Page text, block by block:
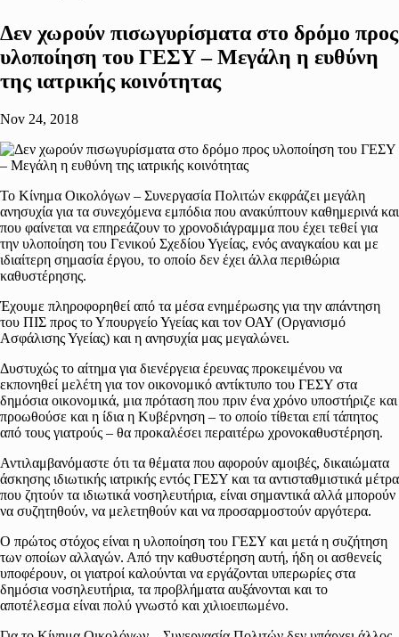
Δεν χωρούν πισωγυρίσματα στο δρόμο προς
υλοποίηση του ΓΕΣΥ – Μεγάλη η ευθύνη
της ιατρικής κοινότητας
Nov 24, 2018
Το Κίνημα Οικολόγων – Συνεργασία Πολιτών εκφράζει μεγάλη
ανησυχία για τα συνεχόμενα εμπόδια που ανακύπτουν καθημερινά και
που φαίνεται να επηρεάζουν το χρονοδιάγραμμα που έχει τεθεί για
την υλοποίηση του Γενικού Σχεδίου Υγείας, ενός αναγκαίου και με
ιδιαίτερη σημασία έργου, το οποίο δεν έχει άλλα περιθώρια
καθυστέρησης.
Έχουμε πληροφορηθεί από τα μέσα ενημέρωσης για την απάντηση
του ΠΙΣ προς το Υπουργείο Υγείας και τον ΟΑΥ (Οργανισμό
Ασφάλισης Υγείας) και η ανησυχία μας μεγαλώνει.
Δυστυχώς το αίτημα για διενέργεια έρευνας προκειμένου να
εκπονηθεί μελέτη για τον οικονομικό αντίκτυπο του ΓΕΣΥ στα
δημόσια οικονομικά, μια πρόταση που πριν ένα χρόνο υποστήριζε και
προωθούσε και η ίδια η Κυβέρνηση – το οποίο τίθεται επί τάπητος
από τους γιατρούς – θα προκαλέσει περαιτέρω χρονοκαθυστέρηση.
Αντιλαμβανόμαστε ότι τα θέματα που αφορούν αμοιβές, δικαιώματα
άσκησης ιδιωτικής ιατρικής εντός ΓΕΣΥ και τα αντισταθμιστικά μέτρα
που ζητούν τα ιδιωτικά νοσηλευτήρια, είναι σημαντικά αλλά μπορούν
να συζητηθούν, να μελετηθούν και να προσαρμοστούν αργότερα.
Ο πρώτος στόχος είναι η υλοποίηση του ΓΕΣΥ και μετά η συζήτηση
των οποίων αλλαγών. Από την καθυστέρηση αυτή, ήδη οι ασθενείς
υποφέρουν, οι γιατροί καλούνται να εργάζονται υπερωρίες στα
δημόσια νοσηλευτήρια, τα προβλήματα αυξάνονται και το
αποτέλεσμα είναι πολύ γνωστό και χιλιοειπωμένο.